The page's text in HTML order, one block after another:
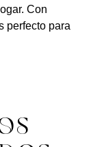
Con
perfecto para